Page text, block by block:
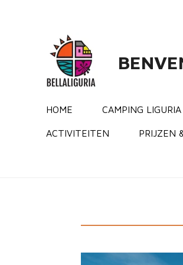
hoofdinhoud
HOME CAMPING
ACTIVITEITEN PRIJZEN